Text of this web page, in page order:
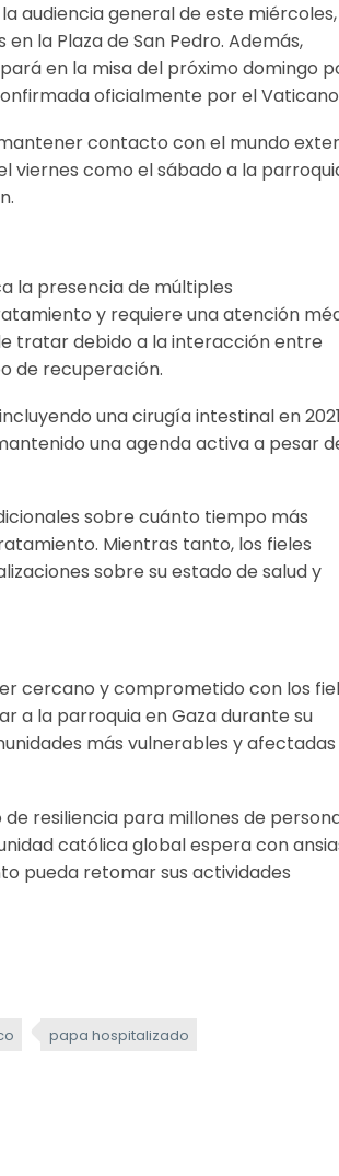
audiencia general de este
la Plaza de San Pedro. Además,
en la misa del próximo domingo
oficialmente por el
contacto con el mundo
viernes como el sábado a la
la presencia de múltiples
y requiere una atención
tratar debido a la interacción entre
de recuperación.
una cirugía intestinal en
una agenda activa a pesar
sobre cuánto tiempo más
Mientras tanto, los fieles
sobre su estado de salud y
cercano y comprometido con los
a la parroquia en Gaza durante su
más vulnerables y
resiliencia para millones de
católica global espera con
pueda retomar sus actividades
papa hospitalizado